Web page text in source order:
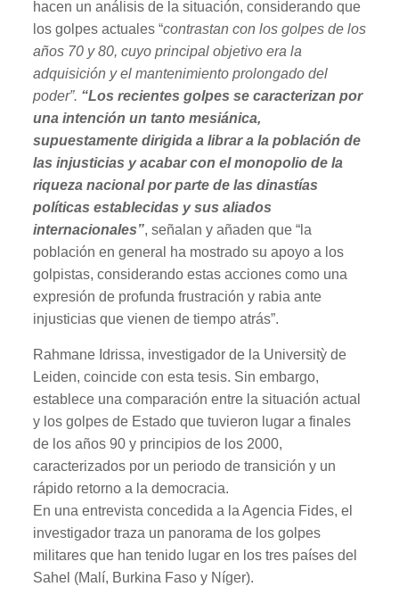
hacen un análisis de la situación, considerando que
los golpes actuales “contrastan con los golpes de los
años 70 y 80, cuyo principal objetivo era la
adquisición y el mantenimiento prolongado del
poder”. “Los recientes golpes se caracterizan por
una intención un tanto mesiánica,
supuestamente dirigida a librar a la población de
las injusticias y acabar con el monopolio de la
riqueza nacional por parte de las dinastías
políticas establecidas y sus aliados
internacionales”, señalan y añaden que “la
población en general ha mostrado su apoyo a los
golpistas, considerando estas acciones como una
expresión de profunda frustración y rabia ante
injusticias que vienen de tiempo atrás”.
Rahmane Idrissa, investigador de la Universitỳ de
Leiden, coincide con esta tesis. Sin embargo,
establece una comparación entre la situación actual
y los golpes de Estado que tuvieron lugar a finales
de los años 90 y principios de los 2000,
caracterizados por un periodo de transición y un
rápido retorno a la democracia.
En una entrevista concedida a la Agencia Fides, el
investigador traza un panorama de los golpes
militares que han tenido lugar en los tres países del
Sahel (Malí, Burkina Faso y Níger).